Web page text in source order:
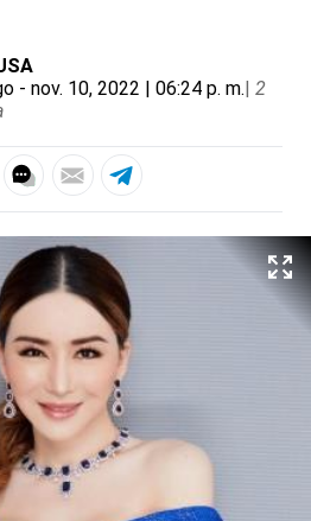
- nov. 10, 2022 | 06:24 p. m.| 2